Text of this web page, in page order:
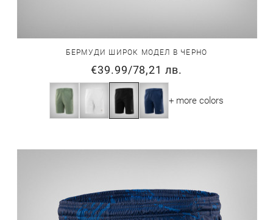
БЕРМУДИ ШИРОК МОДЕЛ В ЧЕРНО
€39.99/78,21 лв.
+ more colors